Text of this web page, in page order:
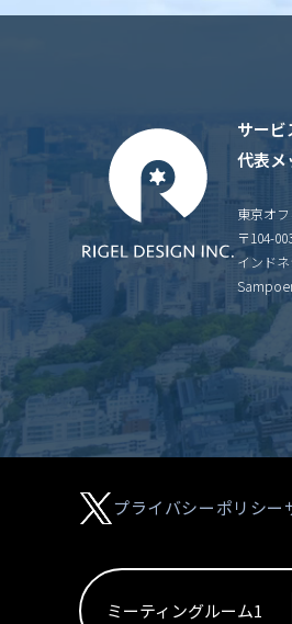
サービ
代表メ
東京オフ
〒104-
インド
プライバシーポリシー
ミーティングルーム1